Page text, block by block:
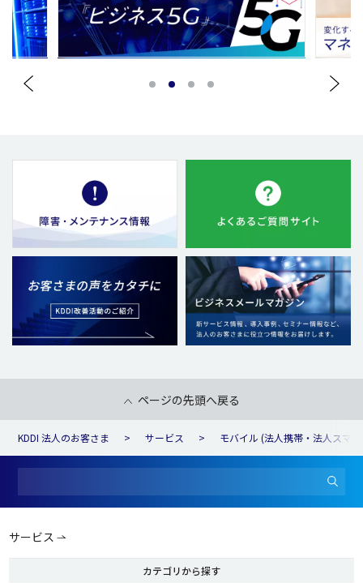
ページの先頭へ戻る
KDDI 法人のお客さま サービス モバイル (法人携帯・法人スマ
サービス
カテゴリから探す